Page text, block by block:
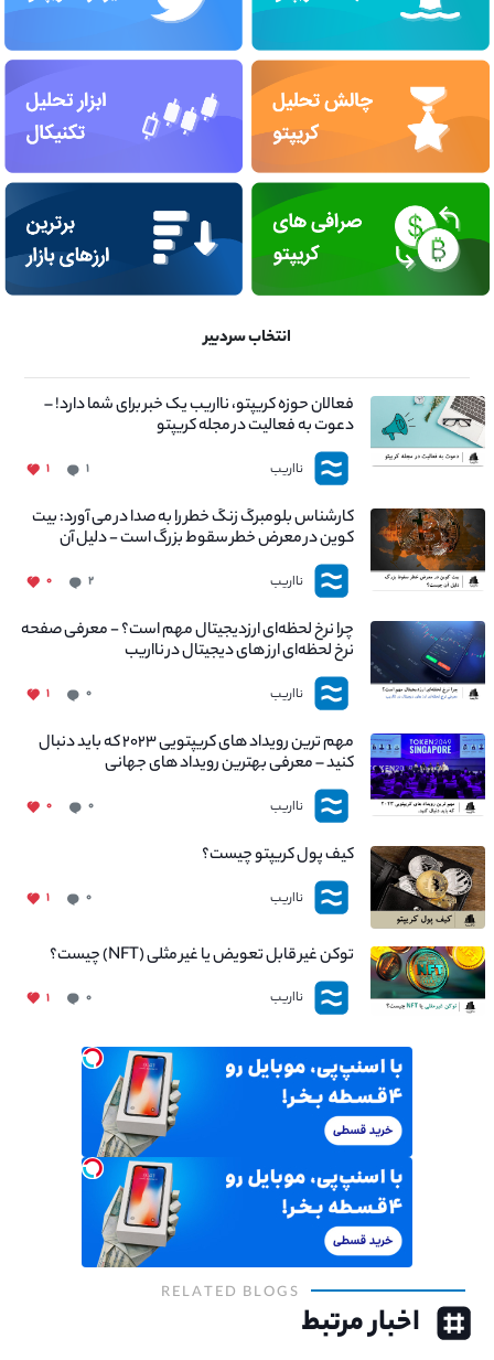
انتخاب سردبیر
فعالان حوزه کریپتو، نااریب یک خبر برای شما دارد! –
دعوت به فعالیت در مجله کریپتو
نااریب ۱ ۱
کارشناس بلومبرگ زنگ خطر را به صدا در می آورد: بیت
کوین در معرض خطر سقوط بزرگ است - دلیل آن
چیست؟
نااریب ۲ ۰
چرا نرخ لحظه‌ای ارزدیجیتال مهم است؟ - معرفی صفحه
نرخ لحظه‌ای ارز های دیجیتال در نااریب
نااریب ۰ ۱
مهم ترین رویداد های کریپتویی ۲۰۲۳ که باید دنبال
کنید – معرفی بهترین رویداد های جهانی
نااریب ۰ ۰
کیف پول کریپتو چیست؟
نااریب ۰ ۱
توکن غیر قابل تعویض یا غیر مثلی (NFT) چیست؟
نااریب ۰ ۱
RELATED BLOGS
اخبار مرتبط